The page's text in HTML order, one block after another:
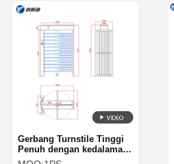
Gerbang Turnstile Tinggi
Penuh dengan kedalaman
1200 mm untuk